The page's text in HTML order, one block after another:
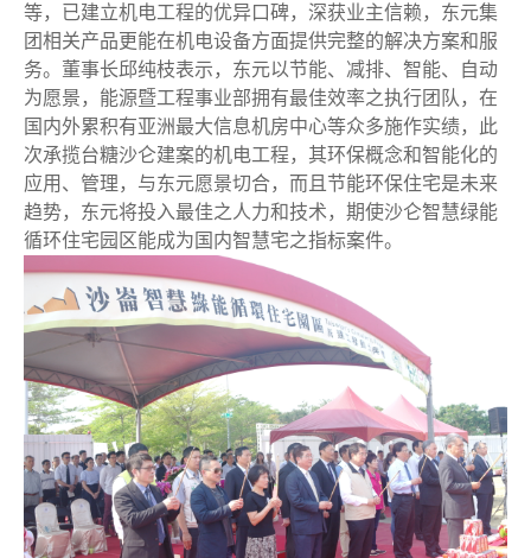
等，已建立机电工程的优异口碑，深获业主信赖，东元集
团相关产品更能在机电设备方面提供完整的解决方案和服
务。董事长邱纯枝表示，东元以节能、减排、智能、自动
为愿景，能源暨工程事业部拥有最佳效率之执行团队，在
国内外累积有亚洲最大信息机房中心等众多施作实绩，此
次承揽台糖沙仑建案的机电工程，其环保概念和智能化的
应用、管理，与东元愿景切合，而且节能环保住宅是未来
趋势，东元将投入最佳之人力和技术，期使沙仑智慧绿能
循环住宅园区能成为国内智慧宅之指标案件。